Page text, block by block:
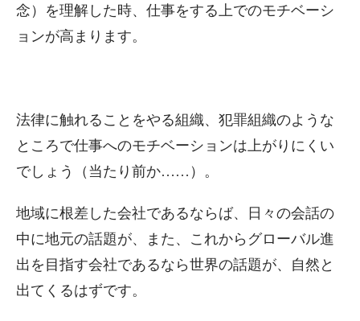
念）を理解した時、仕事をする上でのモチベーシ
ョンが高まります。
法律に触れることをやる組織、犯罪組織のような
ところで仕事へのモチベーションは上がりにくい
でしょう（当たり前か……）。
地域に根差した会社であるならば、日々の会話の
中に地元の話題が、また、これからグローバル進
出を目指す会社であるなら世界の話題が、自然と
出てくるはずです。